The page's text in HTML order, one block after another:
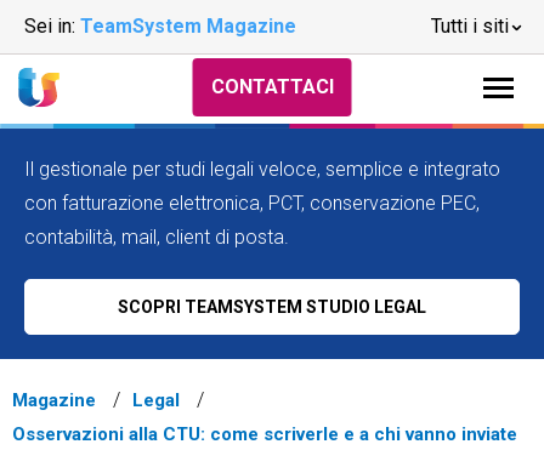
Sei in: TeamSystem Magazine Tutti i siti
CONTATTACI
Il gestionale per studi legali veloce, semplice e integrato
con fatturazione elettronica, PCT, conservazione PEC,
contabilità, mail, client di posta.
SCOPRI TEAMSYSTEM STUDIO LEGAL
Magazine
Legal
Osservazioni alla CTU: come scriverle e a chi vanno inviate